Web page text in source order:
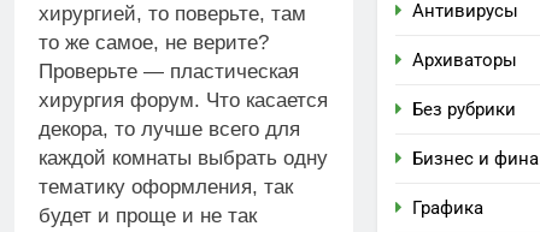
хирургией, то поверьте, там
то же самое, не верите?
Проверьте — пластическая
хирургия форум. Что касается
декора, то лучше всего для
каждой комнаты выбрать одну
тематику оформления, так
будет и проще и не так
Антивирусы
Архиваторы
Без рубрики
Бизнес и
Графика